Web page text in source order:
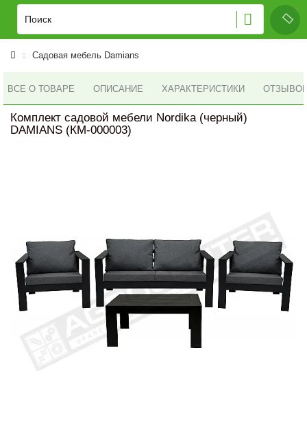
Садовая мебель Damians
ВСЕ О ТОВАРЕ ОПИСАНИЕ ХАРАКТЕРИСТИКИ ОТЗЫВОВ
Комплект садовой мебели Nordika (черный)
DAMIANS (КМ-000003)